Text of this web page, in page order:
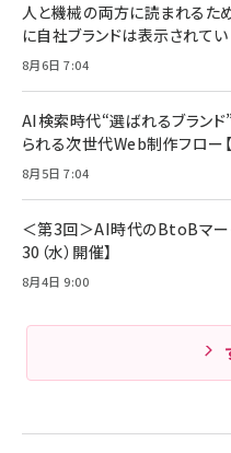
組織の成果
￥1,980
Amazonラ
技術基準適合
￥5,990
ケーブル
ド付き USB
17 / 16 /
Pro/Air 各種
￥1,890
サッポロ 生
ル ケース買
￥4,857
人と機械の両方に読まれるた
に自社ブランドは表示されて
8月6日 7:04
AI検索時代“選ばれるブラン
られる次世代Web制作フロー
8月5日 7:04
＜第3回＞AI時代のBtoBマー
30（水）開催】
8月4日 9:00